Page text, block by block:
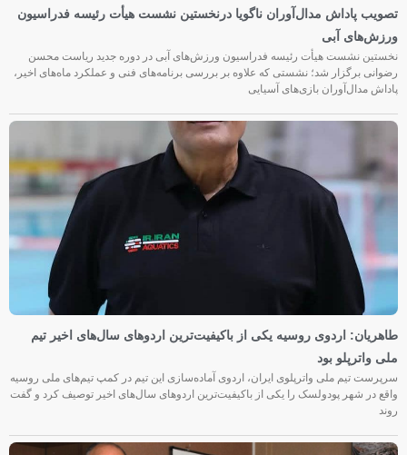
تصویب پاداش مدال‌آوران ناگویا درنخستین نشست هیأت رئیسه فدراسیون
ورزش‌های آبی
نخستین نشست هیأت رئیسه فدراسیون ورزش‌های آبی در دوره جدید ریاست محسن
رضوانی برگزار شد؛ نشستی که علاوه بر بررسی برنامه‌های فنی و عملکرد ماه‌های اخیر،
پاداش مدال‌آوران بازی‌های آسیایی
طاهریان: اردوی روسیه یکی از باکیفیت‌ترین اردوهای سال‌های اخیر تیم
ملی واترپلو بود
سرپرست تیم ملی واترپلوی ایران، اردوی آماده‌سازی این تیم در کمپ تیم‌های ملی روسیه
واقع در شهر پودولسک را یکی از باکیفیت‌ترین اردوهای سال‌های اخیر توصیف کرد و گفت
روند